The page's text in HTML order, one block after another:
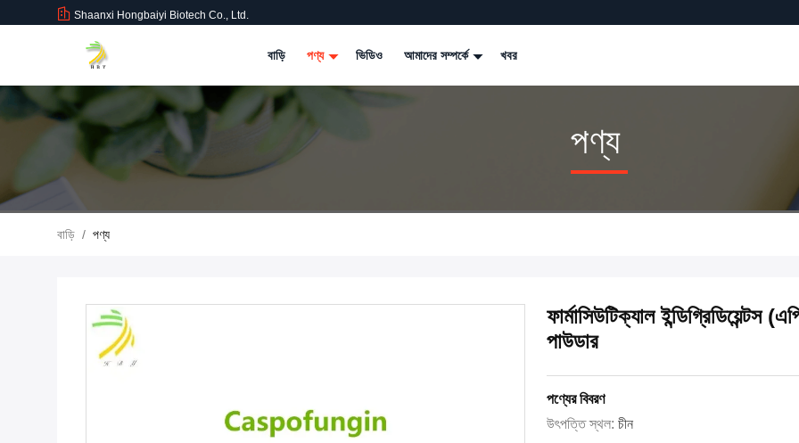
Shaanxi Hongbaiyi Biotech Co., Ltd.
বাড়ি পণ্য ভিডিও আমাদের সম্পর্কে খবর
পণ্য
বাড়ি / পণ্য
ফার্মাসিউটিক্যাল
পাউডার
পণ্যের বিবরণ
উৎপত্তি স্থল: চীন